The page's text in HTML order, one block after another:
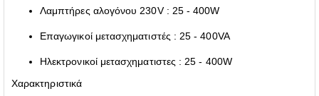
Λαμπτήρες αλογόνου 230V : 25 - 400W
Επαγωγικοί μετασχηματιστές : 25 - 400VA
Ηλεκτρονικοί μετασχηματιστες : 25 - 400W
Χαρακτηριστικά